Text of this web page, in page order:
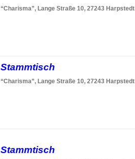
“Charisma”, Lange Straße 10, 27243 Harpstedt
Stammtisch
“Charisma”, Lange Straße 10, 27243 Harpstedt
Stammtisch